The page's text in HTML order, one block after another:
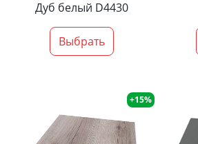
Дуб белый D4430
Выбрать
+15%